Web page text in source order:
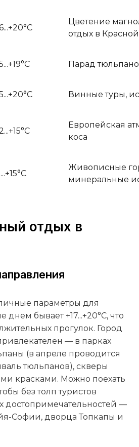
Цветение
отдых в
Парад
Винные туры,
Европейская
коса
Живописные
минеральные
отдых в
параметры для
днем бывает +17...+20°C, что
прогулок. Город
— в парках
(в апреле проводится
тюльпанов), скверы
красками. Можно поехать
без толп туристов
достопримечательностей —
Софии, дворца Топкапы и